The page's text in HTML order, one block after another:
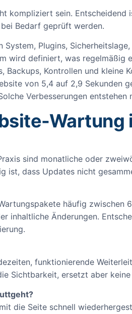
kompliziert sein.
Bedarf geprüft werden.
System, Plugins,
wird definiert, was regelmäßig
Backups, Kontrollen und kleine
von 5,4 auf 2,9
Verbesserungen
Wartung
sind monatliche oder
ist, dass Updates nicht
häufig
inhaltliche Änderungen.
funktionierende
Sichtbarkeit, ersetzt aber
die Seite schnell